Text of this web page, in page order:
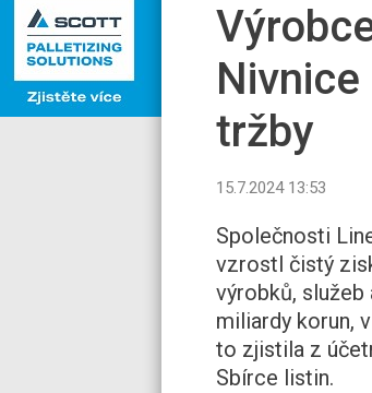
tržby
15.7.2024 13:53
Společnosti
vzrostl čistý
výrobků,
miliardy korun,
to zjistila z
Sbírce listin.